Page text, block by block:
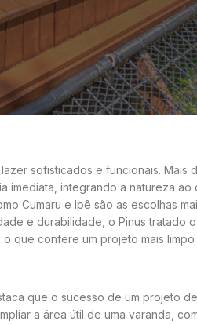
sofisticados e funcionais. Mais
imediata, integrando a natureza
Cumaru e Ipê são as escolhas
e durabilidade, o Pinus tratado
que confere um projeto mais
que o sucesso de um projeto
a área útil de uma varanda,